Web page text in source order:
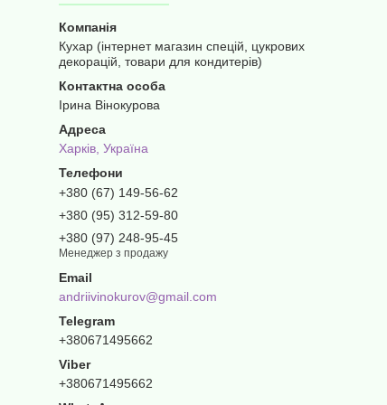
Кухар (інтернет магазин спецій, цукрових
декорацій, товари для кондитерів)
Ірина Вінокурова
Харків, Україна
+380 (67) 149-56-62
+380 (95) 312-59-80
+380 (97) 248-95-45
Менеджер з продажу
andriivinokurov@gmail.com
+380671495662
+380671495662